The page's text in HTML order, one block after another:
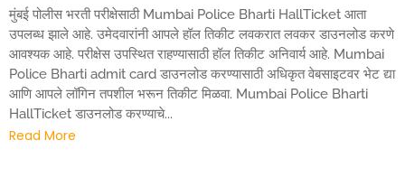
मुंबई पोलीस भरती परीक्षेसाठी Mumbai Police Bharti HallTicket आता
उपलब्ध झाले आहे. उमेदवारांनी आपले हॉल तिकीट लवकरात लवकर डाउनलोड करणे
आवश्यक आहे. परीक्षेस उपस्थित राहण्यासाठी हॉल तिकीट अनिवार्य आहे. Mumbai
Police Bharti admit card डाउनलोड करण्यासाठी अधिकृत वेबसाइटवर भेट द्या
आणि आपले लॉगिन तपशील भरून तिकीट मिळवा. Mumbai Police Bharti
HallTicket डाउनलोड करण्याचे...
Read More